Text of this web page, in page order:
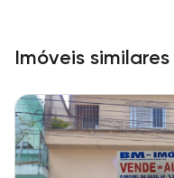
Imóveis similares